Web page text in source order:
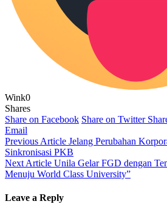
Wink0
Shares
Share on Facebook Share on Twitter
Email
Previous Article Jelang Perubahan
Sinkronisasi PKB
Next Article Unila Gelar FGD dengan
Menuju World Class University”
Leave a Reply